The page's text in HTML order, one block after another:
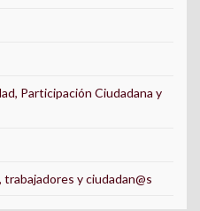
Participación Ciudadana y
y ciudadan@s